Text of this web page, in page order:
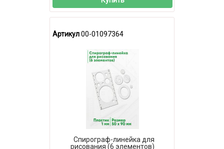
Артикул00-01097364
Спирограф-линейка для
рисования (6 элементов)